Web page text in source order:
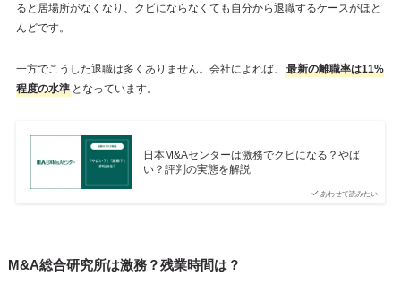
ると居場所がなくなり、クビにならなくても自分から退職するケースがほと
んどです。
一方でこうした退職は多くありません。会社によれば、
最新の離職率は11%
程度の水準となっています。
あわせて読みたい
日本M&Aセンターは激務でクビになる？やば
い？評判の実態を解説
M&A総合研究所は激務？残業時間は？